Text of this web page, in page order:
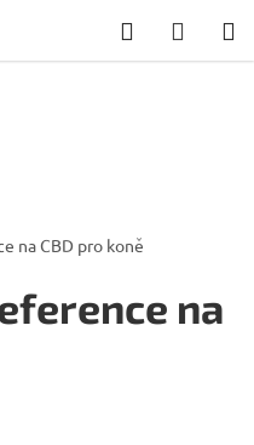
Hledat
KOŠÍK
na CBD pro koně
na